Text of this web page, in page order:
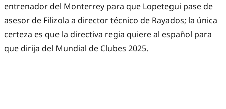
entrenador del Monterrey para que Lopetegui pase de
asesor de Filizola a director técnico de Rayados; la única
certeza es que la directiva regia quiere al español para
que dirija del Mundial de Clubes 2025.